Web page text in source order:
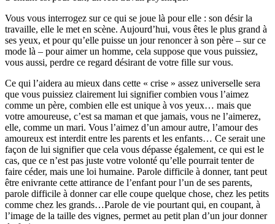
Vous vous interrogez sur ce qui se joue là pour elle : son désir la
travaille, elle le met en scène. Aujourd’hui, vous êtes le plus grand à
ses yeux, et pour qu’elle puisse un jour renoncer à son père – sur ce
mode là – pour aimer un homme, cela suppose que vous puissiez,
vous aussi, perdre ce regard désirant de votre fille sur vous.
Ce qui l’aidera au mieux dans cette « crise » assez universelle sera
que vous puissiez clairement lui signifier combien vous l’aimez
comme un père, combien elle est unique à vos yeux… mais que
votre amoureuse, c’est sa maman et que jamais, vous ne l’aimerez,
elle, comme un mari. Vous l’aimez d’un amour autre, l’amour des
amoureux est interdit entre les parents et les enfants… Ce serait une
façon de lui signifier que cela vous dépasse également, ce qui est le
cas, que ce n’est pas juste votre volonté qu’elle pourrait tenter de
faire céder, mais une loi humaine. Parole difficile à donner, tant peut
être enivrante cette attirance de l’enfant pour l’un de ses parents,
parole difficile à donner car elle coupe quelque chose, chez les petits
comme chez les grands…Parole de vie pourtant qui, en coupant, à
l’image de la taille des vignes, permet au petit plan d’un jour donner